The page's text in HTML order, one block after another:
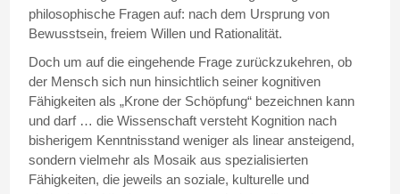
philosophische Fragen auf: nach dem Ursprung von
Bewusstsein, freiem Willen und Rationalität.
Doch um auf die eingehende Frage zurückzukehren, ob
der Mensch sich nun hinsichtlich seiner kognitiven
Fähigkeiten als „Krone der Schöpfung“ bezeichnen kann
und darf … die Wissenschaft versteht Kognition nach
bisherigem Kenntnisstand weniger als linear ansteigend,
sondern vielmehr als Mosaik aus spezialisierten
Fähigkeiten, die jeweils an soziale, kulturelle und